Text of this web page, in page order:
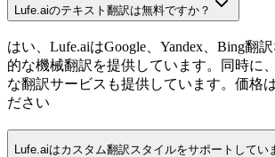
Lufe.aiのテキスト翻訳は無料ですか？
はい、Lufe.aiはGoogle、Yandex、Bing翻
的な機械翻訳を提供しています。同時に
な翻訳サービスも提供しています。価格
ださい
Lufe.aiはカスタム翻訳スタイルをサポートしてい